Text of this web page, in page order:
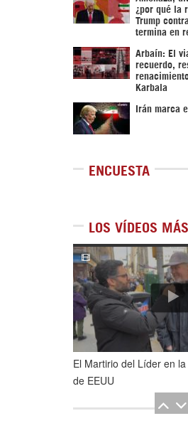
¿por qué la
Trump
termina en
Arbaín: El
recuerdo,
Karbala
Irán marca
ENCUESTA
LOS VÍDEOS
El Martirio del Líder en
de EEUU